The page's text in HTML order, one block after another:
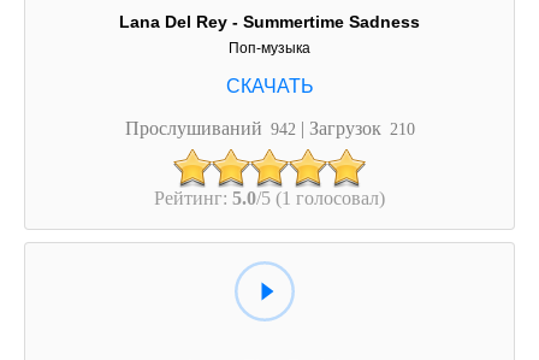
Lana Del Rey - Summertime Sadness
Поп-музыка
Прослушиваний 942 | Загрузок 210
Рейтинг: 5.0/5 (1 голосовал)